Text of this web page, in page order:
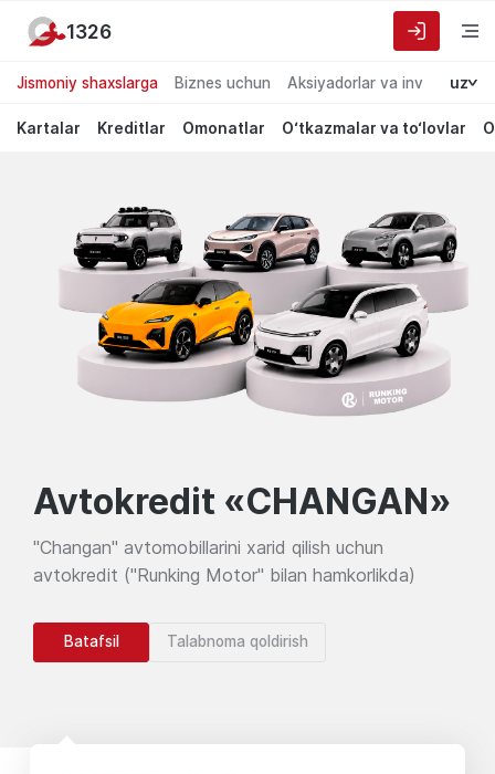
Jismoniy shaxslarga Biznes uchun Aksiyadorlar va investorlarga
uz
Kartalar Kreditlar Omonatlar O‘tkazmalar va to‘lovlar
1326
предложения
частных
Avtokredit «CHANGAN»
"Changan" avtomobillarini xarid qilish uchun
avtokredit ("Runking Motor" bilan hamkorlikda)
Batafsil Talabnoma qoldirish